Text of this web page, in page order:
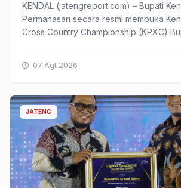
KENDAL (jatengreport.com) – Bupati
Permanasari secara resmi membuka
Cross Country Championship (KPXC)
07 Agt 2026
JATENG